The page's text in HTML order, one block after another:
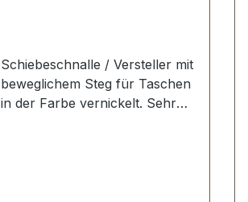
Schiebeschnalle / Versteller mit
beweglichem Steg für Taschen
in der Farbe vernickelt. Sehr